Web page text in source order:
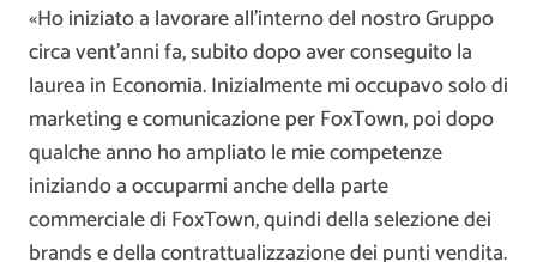
«Ho iniziato a lavorare all’interno del nostro Gruppo
circa vent’anni fa, subito dopo aver conseguito la
laurea in Economia. Inizialmente mi occupavo solo di
marketing e comunicazione per FoxTown, poi dopo
qualche anno ho ampliato le mie competenze
iniziando a occuparmi anche della parte
commerciale di FoxTown, quindi della selezione dei
brands e della contrattualizzazione dei punti vendita.